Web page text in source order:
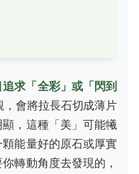
求「全彩」或「閃到
會將拉長石切成薄片
，這種「美」可能犧
能量好的原石或厚實
轉動角度去發現的，